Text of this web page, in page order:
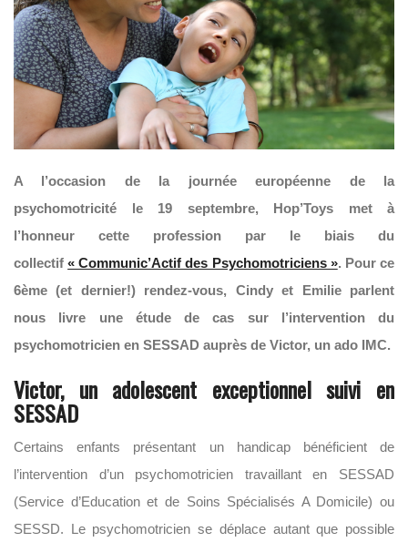
A l’occasion de la journée européenne de la
psychomotricité le 19 septembre, Hop’Toys met à
l’honneur cette profession par le biais du
collectif« Communic’Actif des Psychomotriciens ». Pour ce
6ème (et dernier!) rendez-vous, Cindy et Emilie parlent
nous livre une étude de cas sur l’intervention du
psychomotricien en SESSAD auprès de Victor, un ado IMC.
Victor, un adolescent exceptionnel suivi en
SESSAD
Certains enfants présentant un handicap bénéficient de
l’intervention d’un psychomotricien travaillant en SESSAD
(Service d’Education et de Soins Spécialisés A Domicile) ou
SESSD. Le psychomotricien se déplace autant que possible